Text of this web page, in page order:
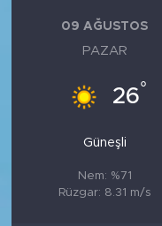
09 AĞUSTOS
PAZAR
26°
Güneşli
Nem: %71
Rüzgar: 8.31 m/s